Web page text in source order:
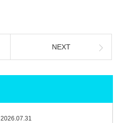
NEXT
2026.07.31